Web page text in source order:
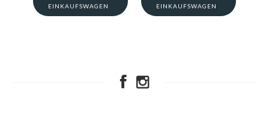
EINKAUFSWAGEN
EINKAUFSWAGEN